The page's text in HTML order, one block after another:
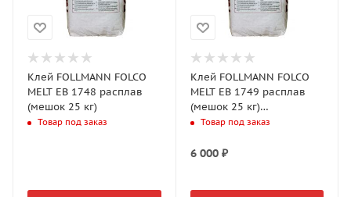
Клей FOLLMANN FOLCO
MELT EB 1748 расплав
(мешок 25 кг)
Товар под заказ
Клей FOLLMANN FOLCO
MELT EB 1749 расплав
(мешок 25 кг)
высокотем(190-210)
Товар под заказ
6 000₽